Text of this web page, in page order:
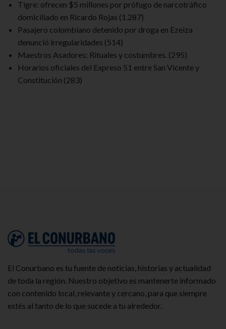
Tigre: ofrecen $5 millones por prófugo de narcotráfico
domiciliado en Ricardo Rojas (1.287)
Pasajero colombiano detenido por droga en Ezeiza
denunció irregularidades (514)
Maestros Asadores: Rituales y costumbres. (295)
Horarios oficiales del Expreso 51 entre San Vicente y
Constitución (283)
El Conurbano es tu fuente de noticias, historias y actualidad
de toda la región. Nuestro objetivo es mantenerte informado
con contenido local, relevante y cercano, para que siempre
estés al tanto de lo que sucede a tu alrededor.